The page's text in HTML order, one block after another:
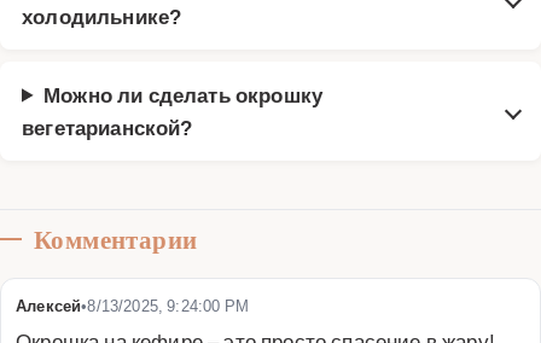
холодильнике?
Можно ли сделать окрошку
вегетарианской?
Комментарии
Алексей•8/13/2025, 9:24:00 PM